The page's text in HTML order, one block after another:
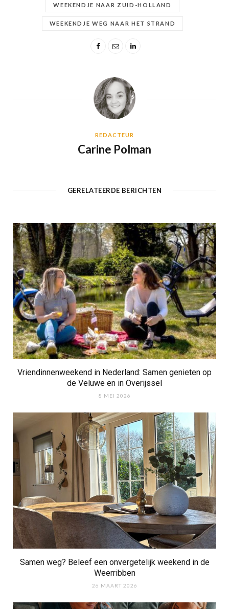
WEEKENDJE NAAR ZUID-HOLLAND
WEEKENDJE WEG NAAR HET STRAND
REDACTEUR
Carine Polman
GERELATEERDE BERICHTEN
Vriendinnenweekend in Nederland: Samen genieten op
de Veluwe en in Overijssel
8 MEI 2026
Samen weg? Beleef een onvergetelijk weekend in de
Weerribben
26 MAART 2026